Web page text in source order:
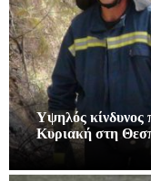
Υψηλός κίνδυνος
Κυριακή στη